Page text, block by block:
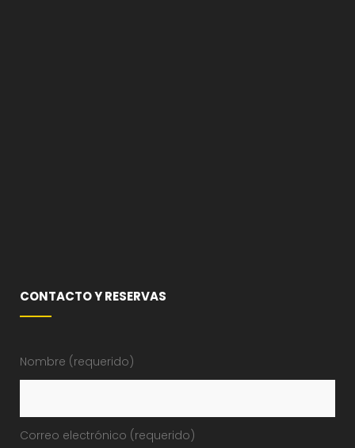
CONTACTO Y RESERVAS
Nombre (requerido)
Correo electrónico (requerido)